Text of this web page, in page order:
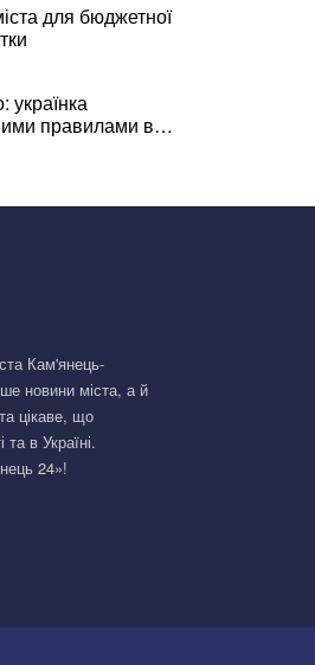
для бюджетної
правилами в
правдою
Кам'янець-
новини міста, а й
цікаве, що
в Україні.
24»!